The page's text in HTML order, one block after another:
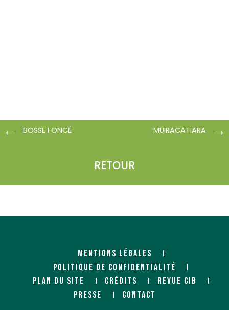
BOSSE FONCÉ
RETOUR
MUIRACATIARA
MENTIONS LÉGALES
POLITIQUE DE CONFIDENTIALITÉ
PLAN DU SITE
CRÉDITS
REVUE CIB
PRESSE
CONTACT